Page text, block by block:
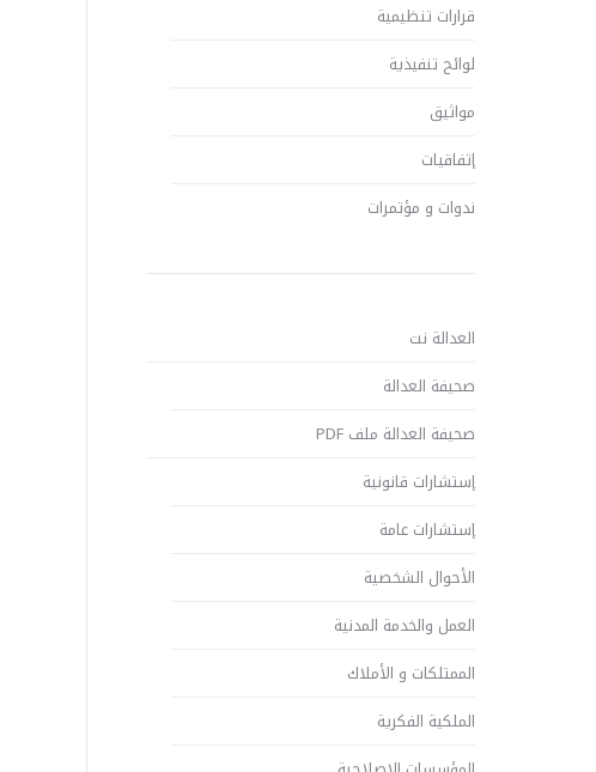
قرارات تنظيمية
لوائح تنفيذية
مواثيق
إتفاقيات
ندوات و مؤتمرات
العدالة نت
صحيفة العدالة
صحيفة العدالة ملف PDF
إستشارات قانونية
إستشارات عامة
الأحوال الشخصية
العمل والخدمة المدنية
الممتلكات و الأملاك
الملكية الفكرية